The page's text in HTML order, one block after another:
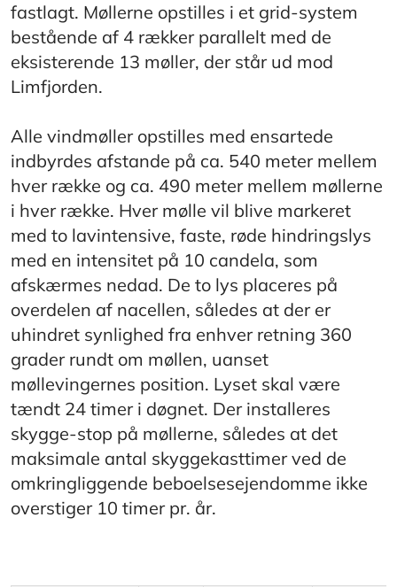
fastlagt. Møllerne opstilles i et grid-system
bestående af 4 rækker parallelt med de
eksisterende 13 møller, der står ud mod
Limfjorden.
Alle vindmøller opstilles med ensartede
indbyrdes afstande på ca. 540 meter mellem
hver række og ca. 490 meter mellem møllerne
i hver række. Hver mølle vil blive markeret
med to lavintensive, faste, røde hindringslys
med en intensitet på 10 candela, som
afskærmes nedad. De to lys placeres på
overdelen af nacellen, således at der er
uhindret synlighed fra enhver retning 360
grader rundt om møllen, uanset
møllevingernes position. Lyset skal være
tændt 24 timer i døgnet. Der installeres
skygge-stop på møllerne, således at det
maksimale antal skyggekasttimer ved de
omkringliggende beboelsesejendomme ikke
overstiger 10 timer pr. år.